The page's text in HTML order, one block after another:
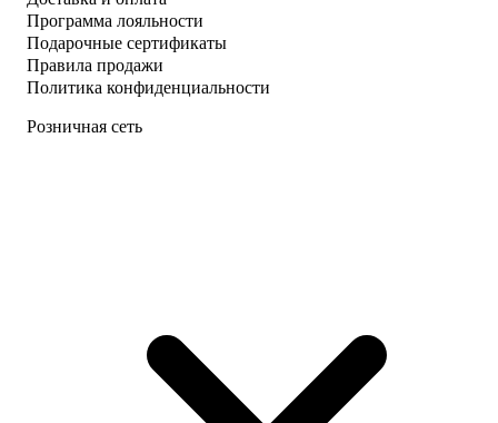
Программа лояльности
Подарочные сертификаты
Правила продажи
Политика конфиденциальности
Розничная сеть